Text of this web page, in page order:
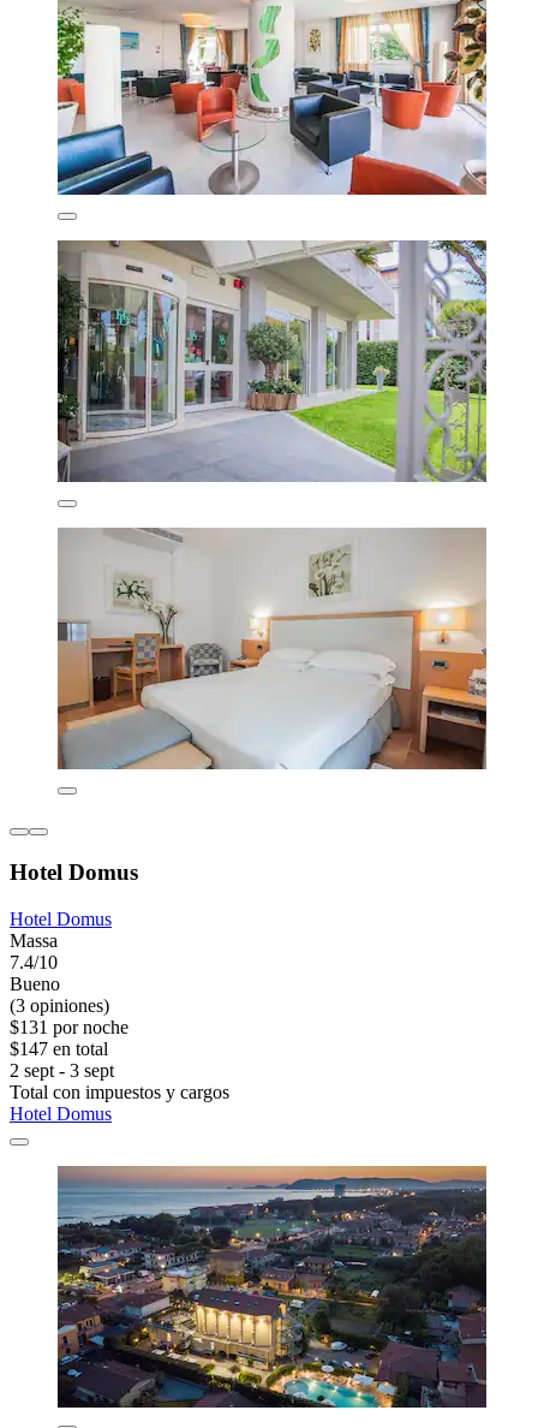
Hotel Domus
Hotel Domus
Massa
7.4/10
Bueno
(3 opiniones)
$131 por noche
$147 en total
2 sept - 3 sept
Total con impuestos y cargos
Hotel Domus